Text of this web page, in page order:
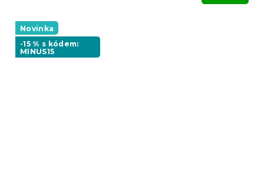
Novinka
-15 % s kódem:
MINUS15